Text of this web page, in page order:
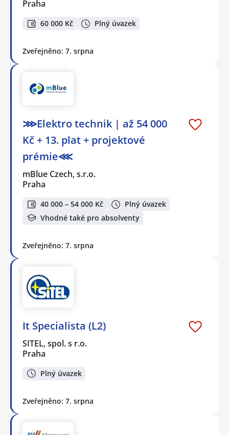
Praha
60 000 Kč Plný úvazek
Zveřejněno: 7. srpna
⋙Elektro technik | až 54 000
Kč + 13. plat + projektové
prémie⋘
mBlue Czech, s.r.o.
Praha
40 000 – 54 000 Kč
Plný úvazek
Vhodné také pro absolventy
Zveřejněno: 7. srpna
It Specialista (L2)
SITEL, spol. s r.o.
Praha
Plný úvazek
Zveřejněno: 7. srpna